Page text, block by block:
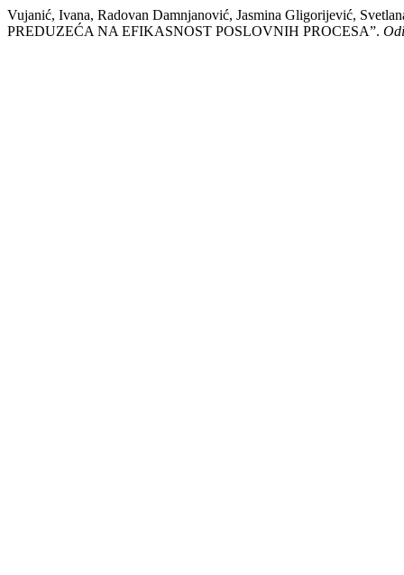
Vujanić, Ivana, Radovan Damnjanović, Jasmina Gligorijević,
PREDUZEĆA NA EFIKASNOST POSLOVNIH PROCESA”.